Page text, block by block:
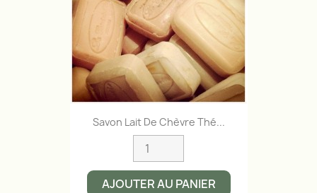
Savon Lait De Chèvre Thé...
AJOUTER AU PANIER